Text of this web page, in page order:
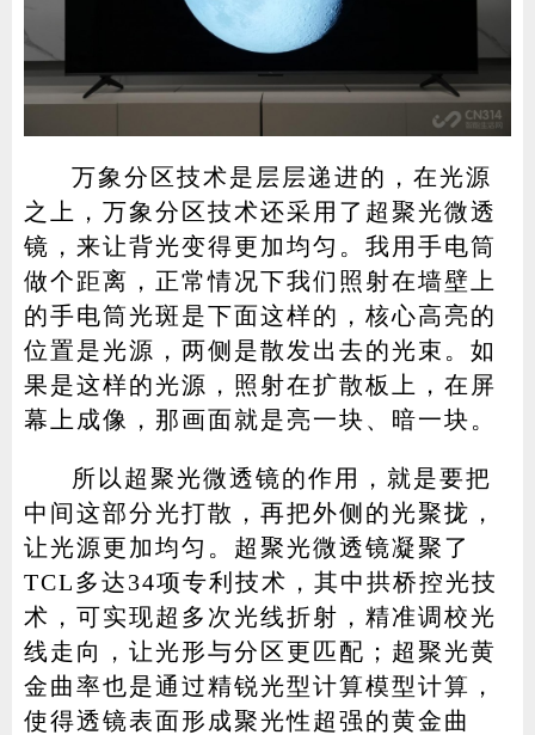
万象分区技术是层层递进的，在光源
之上，万象分区技术还采用了超聚光微透
镜，来让背光变得更加均匀。我用手电筒
做个距离，正常情况下我们照射在墙壁上
的手电筒光斑是下面这样的，核心高亮的
位置是光源，两侧是散发出去的光束。如
果是这样的光源，照射在扩散板上，在屏
幕上成像，那画面就是亮一块、暗一块。
所以超聚光微透镜的作用，就是要把
中间这部分光打散，再把外侧的光聚拢，
让光源更加均匀。超聚光微透镜凝聚了
TCL多达34项专利技术，其中拱桥控光技
术，可实现超多次光线折射，精准调校光
线走向，让光形与分区更匹配；超聚光黄
金曲率也是通过精锐光型计算模型计算，
使得透镜表面形成聚光性超强的黄金曲